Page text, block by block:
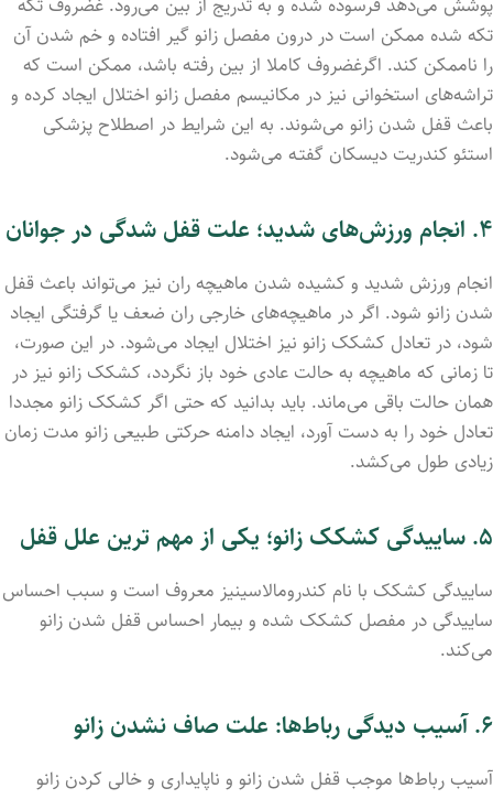
پوشش می‌دهد فرسود‌ه شد‌ه و به تدریج از بین می‌رود. غضروف تکه
تکه شد‌ه ممکن است در درون مفصل زانو گیر افتاد‌ه و خم شد‌ن آن
را ناممکن کند. اگرغضروف کاملا از بین رفتـه باشد، ممکن است که
تراشه‌های استخوانی نیز در مکانیسم مفصل زانو اختلال ایجاد کرد‌ه و
باعث قفل شدن زانو می‌شوند. به این شرایط در اصطلاح پزشکی
استئو کندریت دیسکان گفتـه می‌شود.
۴. انجام ورزش‌های شدید؛ علت قفل شدگی در جوانان
انجام ورزش شدید و کشید‌ه شد‌ن ماهیچه ران نیز می‌تواند باعث قفل
شدن زانو شود. اگر در ماهیچه‌های خارجی ران ضعف یا گرفتگی ایجاد
شود، در تعادل کشکک زانو نیز اختلال ایجاد می‌شود. در این‌ صورت،
تا زمانی ‌که ماهیچه به حالت عادی خود باز نگردد، کشکک زانو نیز در
همان حالت باقی می‌ماند. باید بدانید که حتی اگر کشکک زانو مجددا
تعادل خود را به‌ دست آورد، ایجاد دامنه‌ حرکتی طبیعی زانو مدت زمان
زیادی طول می‌کشد.
۵. ساییدگی کشکک زانو؛ یکی از مهم‌ ترین علل قفل
ساییدگی کشکک با نام کندرومالاسینیز معروف است و سبب احساس
ساییدگی در مفصل کشکک شد‌ه و بیمار احساس قفل شدن زانو
می‌کند.
۶.آسیب دیدگی رباط‌ها: علت صاف نشدن زانو
آسیب رباط‌ها موجب قفل شدن زانو و ناپایداری و خالی کرد‌ن زانو